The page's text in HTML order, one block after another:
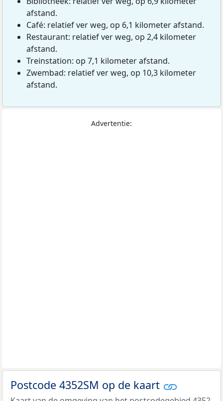
afstand.
Café: relatief ver weg, op 6,1 kilometer afstand.
Restaurant: relatief ver weg, op 2,4 kilometer
afstand.
Treinstation: op 7,1 kilometer afstand.
Zwembad: relatief ver weg, op 10,3 kilometer
afstand.
Advertentie:
Postcode 4352SM op de kaart